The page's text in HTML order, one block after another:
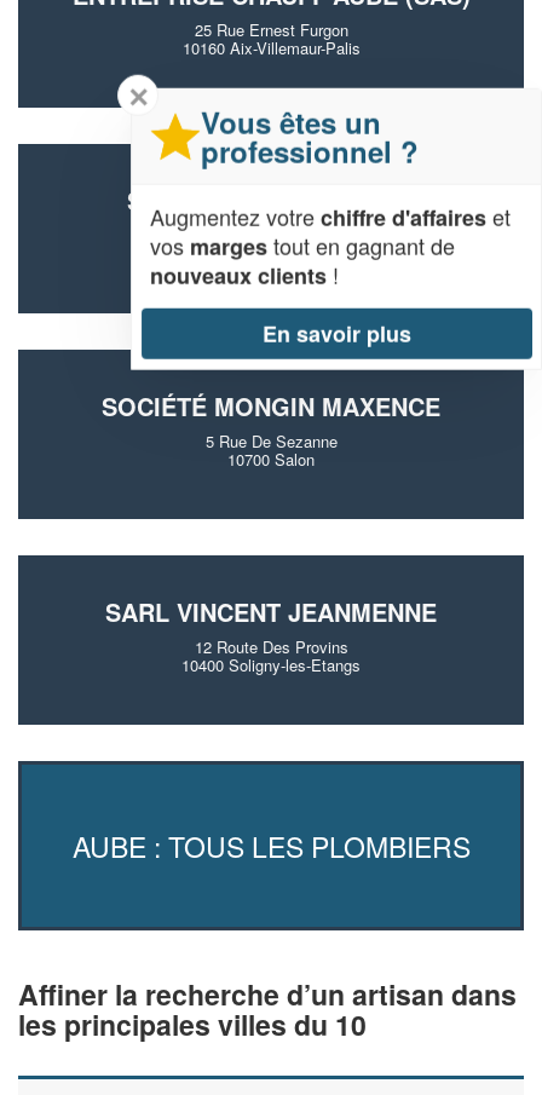
25 Rue Ernest Furgon
10160 Aix-Villemaur-Palis
SOCIÉTÉ VALLIER FELIX
5 Rue Garnier Leclerc
10190 Messon
SOCIÉTÉ MONGIN MAXENCE
5 Rue De Sezanne
10700 Salon
SARL VINCENT JEANMENNE
12 Route Des Provins
10400 Soligny-les-Etangs
AUBE : TOUS LES PLOMBIERS
Affiner la recherche d’un artisan dans
les principales villes du 10
✕
Vous êtes un
professionnel ?
Augmentez votrechiffre d'affaireset
vos margestout en gagnant de
nouveaux clients !
En savoir plus